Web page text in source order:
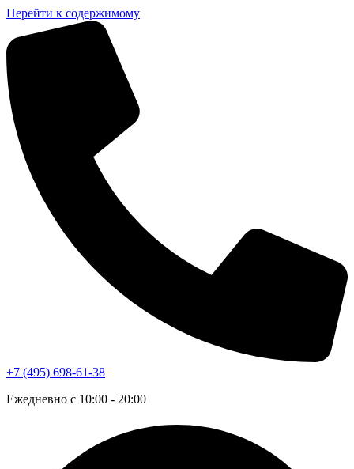
Перейти к содержимому
+7 (495) 698-61-38
Ежедневно с 10:00 - 20:00